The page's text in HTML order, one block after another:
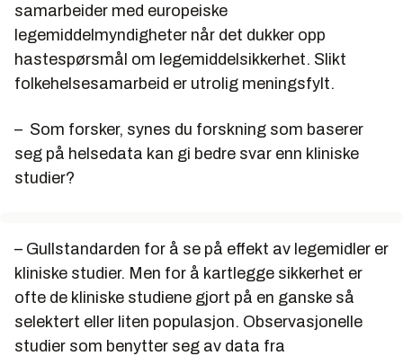
samarbeider med europeiske
legemiddelmyndigheter når det dukker opp
hastespørsmål om legemiddelsikkerhet. Slikt
folkehelsesamarbeid er utrolig meningsfylt.
– Som forsker, synes du forskning som baserer
seg på helsedata kan gi bedre svar enn kliniske
studier?
– Gullstandarden for å se på effekt av legemidler er
kliniske studier. Men for å kartlegge sikkerhet er
ofte de kliniske studiene gjort på en ganske så
selektert eller liten populasjon. Observasjonelle
studier som benytter seg av data fra